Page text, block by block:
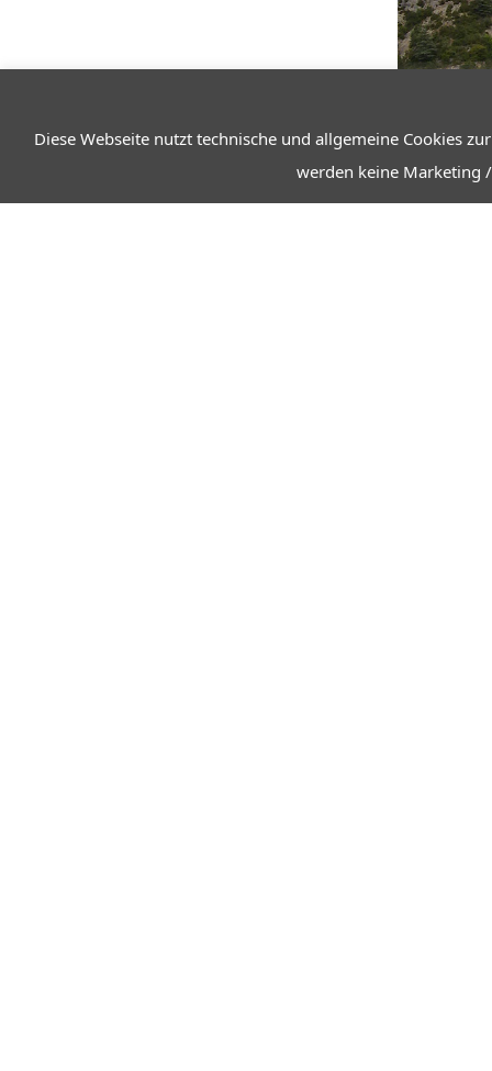
Diese Webseite nutzt technische und allgemeine Cookies
werden keine Marketing